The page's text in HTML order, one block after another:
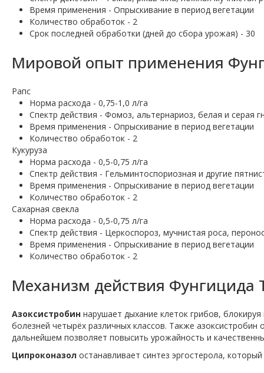
Время применения - Опрыскивание в период вегетации
Количество обработок - 2
Срок последней обработки (дней до сбора урожая) - 30
Мировой опыт применения
Рапс
Норма расхода - 0,75-1,0 л/га
Спектр действия - Фомоз, альтернариоз, белая и серая
Время применения - Опрыскивание в период вегетации
Количество обработок - 2
Кукуруза
Норма расхода - 0,5-0,75 л/га
Спектр действия - Гельминтоспориозная и другие
Время применения - Опрыскивание в период вегетации
Количество обработок - 2
Сахарная свекла
Норма расхода - 0,5-0,75 л/га
Спектр действия - Церкоспороз, мучнистая роса,
Время применения - Опрыскивание в период вегетации
Количество обработок - 2
Механизм действия Фунгицида
Азоксистробин нарушает дыхание клеток грибов,
болезней четырёх различных классов. Также
дальнейшем позволяет повысить урожайность и
Ципроконазол останавливает синтез эргостерола,